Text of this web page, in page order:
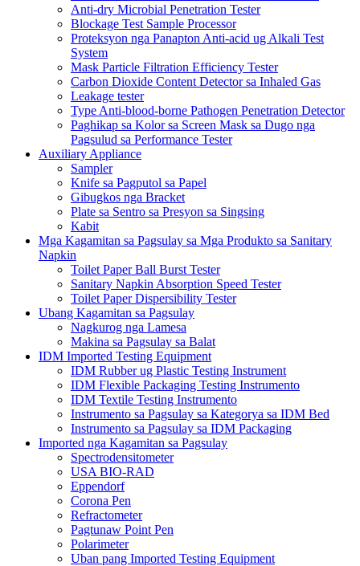
Anti-dry Microbial Penetration Tester
Blockage Test Sample Processor
Proteksyon nga Panapton Anti-acid ug Alkali Test
System
Mask Particle Filtration Efficiency Tester
Carbon Dioxide Content Detector sa Inhaled Gas
Leakage tester
Type Anti-blood-borne Pathogen Penetration Detector
Paghikap sa Kolor sa Screen Mask sa Dugo nga
Pagsulud sa Performance Tester
Auxiliary Appliance
Sampler
Knife sa Pagputol sa Papel
Gibugkos nga Bracket
Plate sa Sentro sa Presyon sa Singsing
Kabit
Mga Kagamitan sa Pagsulay sa Mga Produkto sa Sanitary
Napkin
Toilet Paper Ball Burst Tester
Sanitary Napkin Absorption Speed ​​Tester
Toilet Paper Dispersibility Tester
Ubang Kagamitan sa Pagsulay
Nagkurog nga Lamesa
Makina sa Pagsulay sa Balat
IDM Imported Testing Equipment
IDM Rubber ug Plastic Testing Instrument
IDM Flexible Packaging Testing Instrumento
IDM Textile Testing Instrumento
Instrumento sa Pagsulay sa Kategorya sa IDM Bed
Instrumento sa Pagsulay sa IDM Packaging
Imported nga Kagamitan sa Pagsulay
Spectrodensitometer
USA BIO-RAD
Eppendorf
Corona Pen
Refractometer
Pagtunaw Point Pen
Polarimeter
Uban pang Imported Testing Equipment